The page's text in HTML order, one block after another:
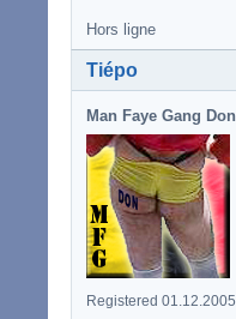
Hors ligne
Tiépo
Man Faye Gang Don
Registered 01.12.2005